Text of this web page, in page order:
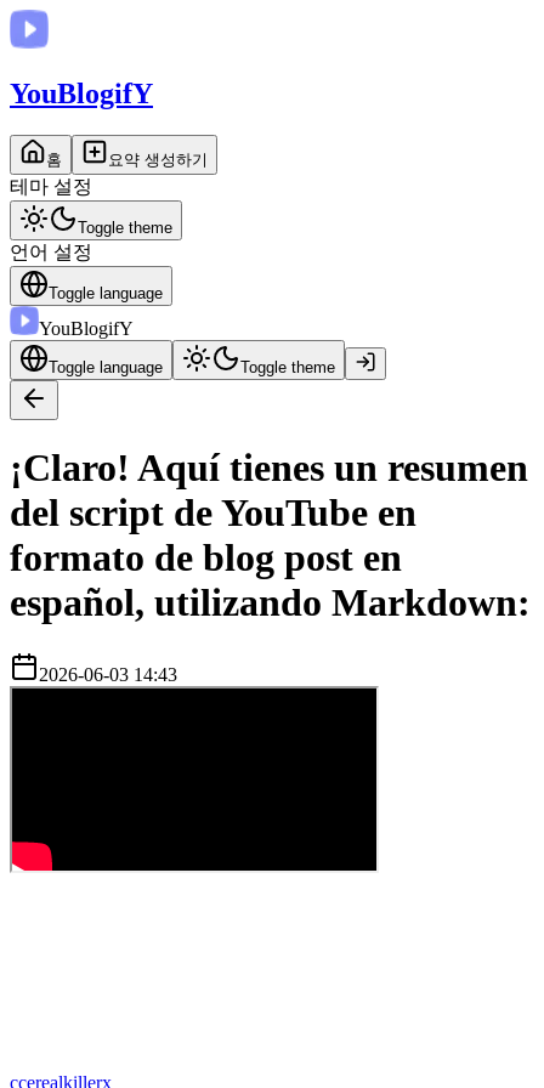
YouBlogifY
홈 요약 생성하기
테마 설정
Toggle theme
언어 설정
Toggle language
YouBlogifY
Toggle language Toggle theme
¡Claro! Aquí tienes un resumen
del script de YouTube en
formato de blog post en
español, utilizando Markdown:
2026-06-03 14:43
ccerealkillerx